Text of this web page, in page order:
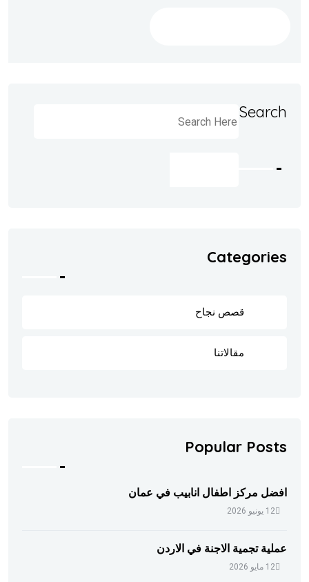
Search
Categories
قصص نجاح
مقالاتنا
Popular Posts
افضل مركز اطفال انابيب في عمان
12 يونيو 2026
عملية تجمية الاجنة في الاردن
12 مايو 2026